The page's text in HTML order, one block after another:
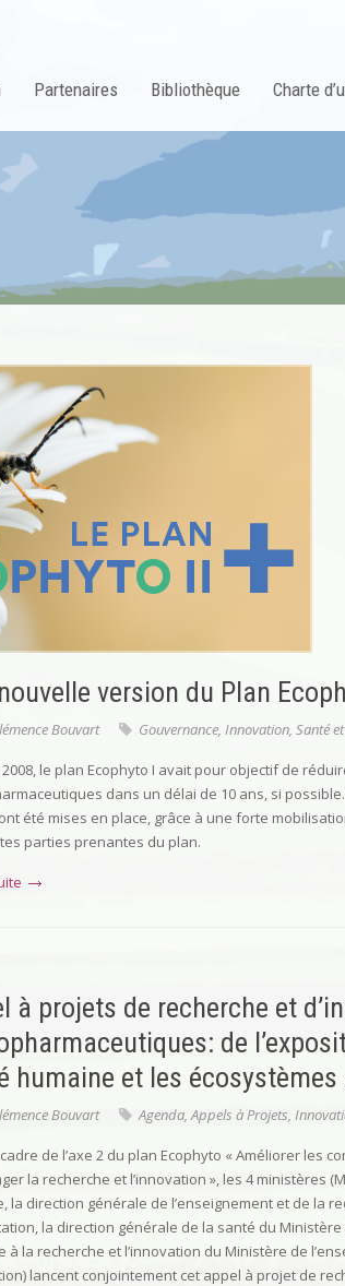
Partenaires Bibliothèque Charte
version du Plan
Bouvart Gouvernance, Innovation, Santé
le plan Ecophyto I avait pour objectif de
dans un délai de 10 ans, si
été mises en place, grâce à une forte
parties prenantes du plan.
à projets de recherche et
de
humaine et les écosystèmes
Bouvart Agenda,Appels à Projets,
de l’axe 2 du plan Ecophyto « Améliorer les
la recherche et l’innovation », les 4 ministères
la direction générale de l’enseignement et de la
la direction générale de la santé du
à la recherche et l’innovation du Ministère de
lancent conjointement cet appel à projet de